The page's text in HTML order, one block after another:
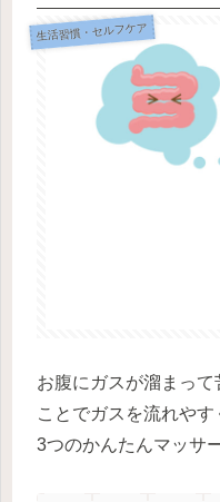
生活習慣・セルフケア
お腹にガスが溜まっ
ことでガスを流れやす
3つのかんたんマッサ